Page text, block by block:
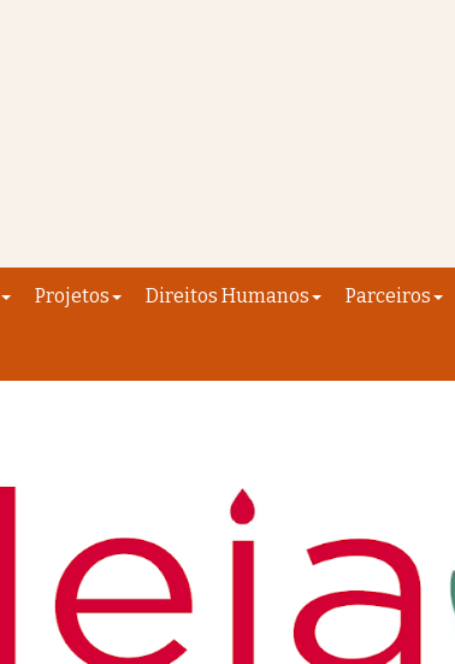
Projetos Direitos Humanos Parceiros